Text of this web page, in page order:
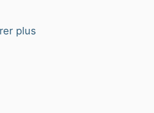
plus